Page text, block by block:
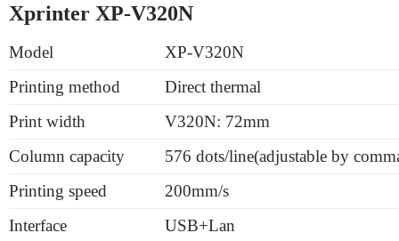
Xprinter XP-V320N
Model
XP-V320N
Printing method
Direct thermal
Print width
V320N: 72mm
Column capacity
576 dots/line(adjustable by
Printing speed
200mm/s
Interface
USB+Lan